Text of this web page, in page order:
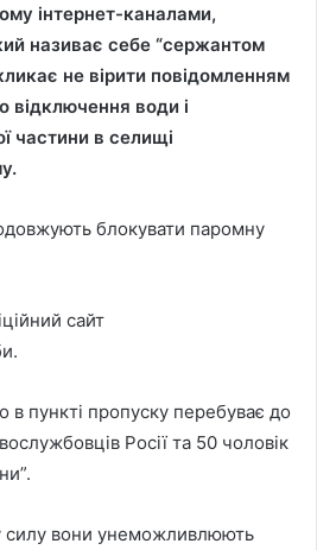
інтернет-каналами,
називає себе “сержантом
не вірити повідомленням
відключення води і
частини в селищі
блокувати паромну
сайт
в пункті пропуску перебуває до
Росії та 50 чоловік
силу вони унеможливлюють